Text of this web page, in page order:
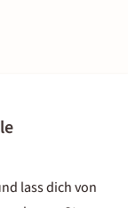
lass dich von